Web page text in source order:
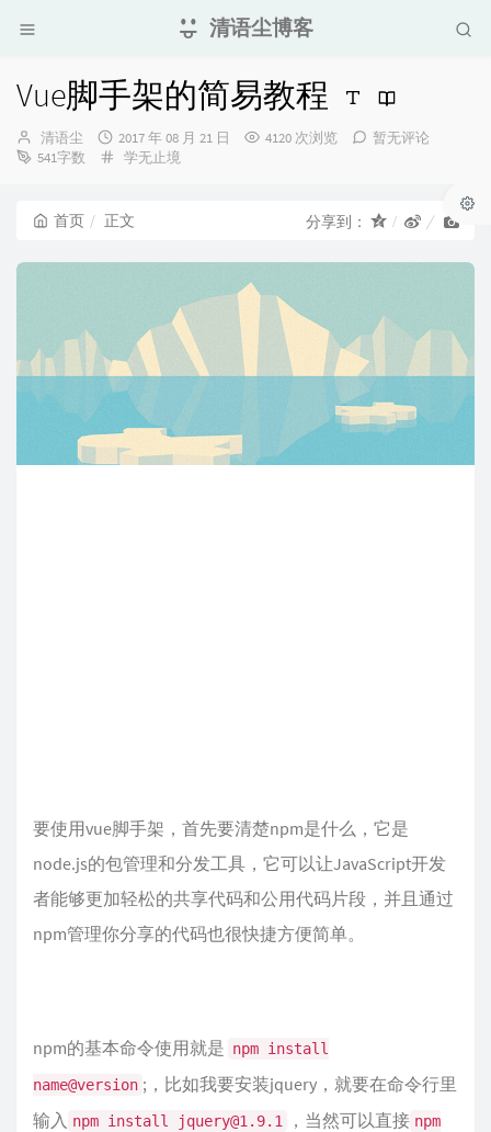
清语尘博客
Vue脚手架的简易教程
博
主：
清语尘
发
布
2017 年 08 月 21 日 4120 次浏览
暂无评论
541字数
分
学无止境
首页 正文 分享到：
要使用vue脚手架，首先要清楚npm是什么，它是
node.js的包管理和分发工具，它可以让JavaScript开发
者能够更加轻松的共享代码和公用代码片段，并且通过
npm管理你分享的代码也很快捷方便简单。
npm的基本命令使用就是 npm install
name@version ;，比如我要安装jquery，就要在命令行里
输入 npm install jquery@1.9.1 ，当然可以直接 npm